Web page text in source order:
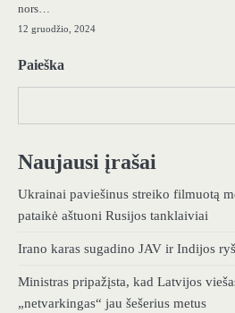
nors…
12 gruodžio, 2024
Paieška
Naujausi įrašai
Ukrainai paviešinus streiko filmuotą
pataikė aštuoni Rusijos tanklaiviai
Irano karas sugadino JAV ir Indijos
Ministras pripažįsta, kad Latvijos
„netvarkingas“ jau šešerius metus